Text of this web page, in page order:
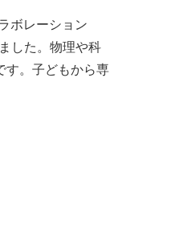
ボレーション
した。物理や科
す。子どもから専